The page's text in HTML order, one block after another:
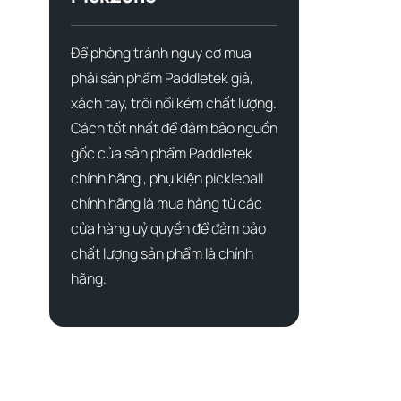
Để phòng tránh nguy cơ mua
phải sản phẩm Paddletek giả,
xách tay, trôi nổi kém chất lượng.
Cách tốt nhất để đảm bảo nguồn
gốc của sản phẩm Paddletek
chính hãng , phụ kiện pickleball
chính hãng là mua hàng từ các
cửa hàng uỷ quyền để đảm bảo
chất lượng sản phẩm là chính
hãng.